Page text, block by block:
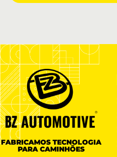
FABRICAMOS TECNOLOGIA
PARA CAMINHÕES